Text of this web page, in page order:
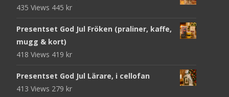
435 Views 445 kr
Presentset God Jul Fröken (praliner, kaffe,
mugg & kort)
418 Views 419 kr
Presentset God Jul Lärare, i cellofan
413 Views 279 kr